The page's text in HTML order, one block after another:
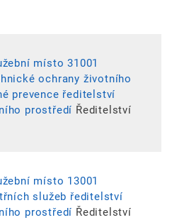
místo 31001
ochrany životního
prevence ředitelství
prostředí Ředitelství
místo 13001
služeb ředitelství
prostředí Ředitelství